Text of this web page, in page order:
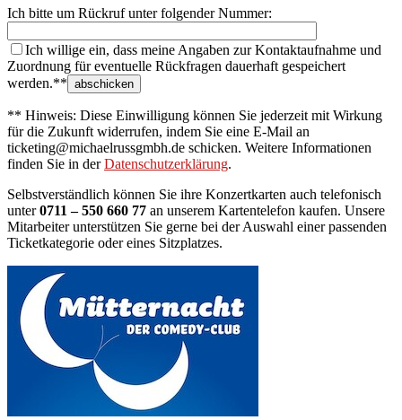
Ich bitte um Rückruf unter folgender Nummer:
Ich willige ein, dass meine Angaben zur Kontaktaufnahme und
Zuordnung für eventuelle Rückfragen dauerhaft gespeichert
werden.**
** Hinweis: Diese Einwilligung können Sie jederzeit mit Wirkung
für die Zukunft widerrufen, indem Sie eine E-Mail an
ticketing@michaelrussgmbh.de schicken. Weitere Informationen
finden Sie in derDatenschutzerklärung.
Selbstverständlich können Sie ihre Konzertkarten auch telefonisch
unter0711 – 550 660 77 an unserem Kartentelefon kaufen. Unsere
Mitarbeiter unterstützen Sie gerne bei der Auswahl einer passenden
Ticketkategorie oder eines Sitzplatzes.